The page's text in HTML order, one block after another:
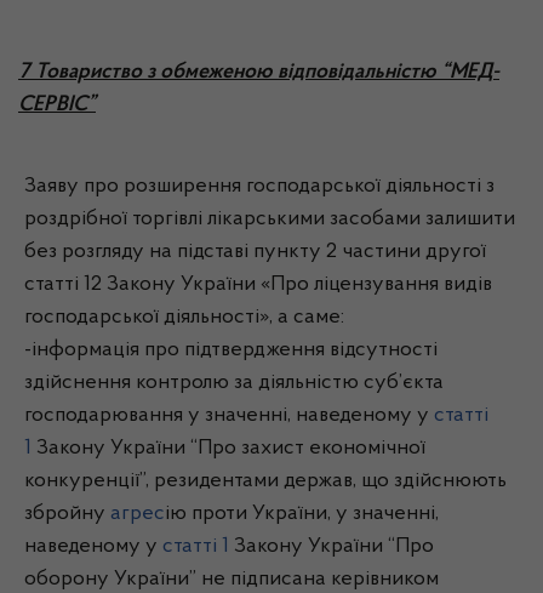
7 Товариство з обмеженою відповідальністю “МЕД-
СЕРВІС”
Заяву про розширення господарської діяльності з
роздрібної торгівлі лікарськими засобами залишити
без розгляду на підставі пункту 2 частини другої
статті 12 Закону України «Про ліцензування видів
господарської діяльності», а саме:
-інформація про підтвердження відсутності
здійснення контролю за діяльністю суб’єкта
господарювання у значенні, наведеному у статті
1 Закону України “Про захист економічної
конкуренції”, резидентами держав, що здійснюють
збройну агресію проти України, у значенні,
наведеному у статті 1 Закону України “Про
оборону України” не підписана керівником